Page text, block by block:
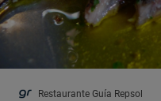
Restaurante Guía Repsol